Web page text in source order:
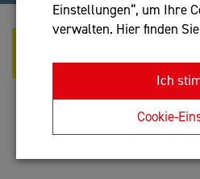
Einstellungen“, um Ihre
verwalten. Hier finden
Ich
Cookie-
MAG.
FREISLEBEN-
Anfrage oder